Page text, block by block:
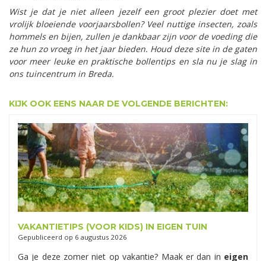
Wist je dat je niet alleen jezelf een groot plezier doet met
vrolijk bloeiende voorjaarsbollen? Veel nuttige insecten, zoals
hommels en bijen, zullen je dankbaar zijn voor de voeding die
ze hun zo vroeg in het jaar bieden. Houd deze site in de gaten
voor meer leuke en praktische bollentips en sla nu je slag in
ons tuincentrum in Breda.
KIJK OOK EENS NAAR DE VOLGENDE BERICHTEN:
VAKANTIETIPS (VOOR KIDS) IN EIGEN TUIN
Gepubliceerd op 6 augustus 2026
Ga je deze zomer niet op vakantie? Maak er dan in eigen